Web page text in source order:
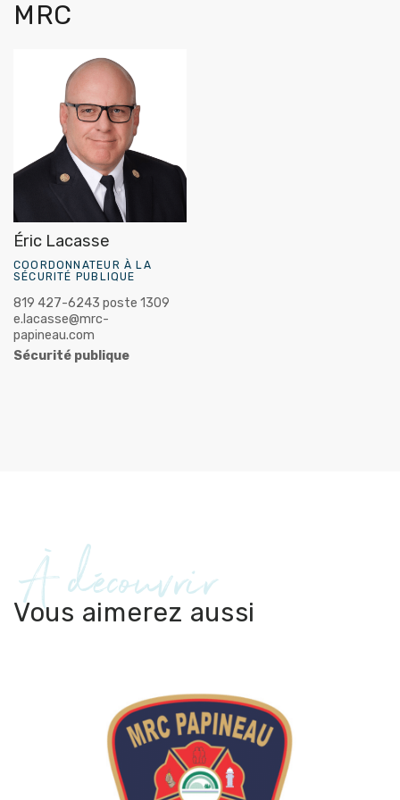
MRC
Éric Lacasse
COORDONNATEUR À LA
SÉCURITÉ PUBLIQUE
819 427-6243 poste 1309
e.lacasse@mrc-
papineau.com
Sécurité publique
À découvrir
Vous aimerez aussi